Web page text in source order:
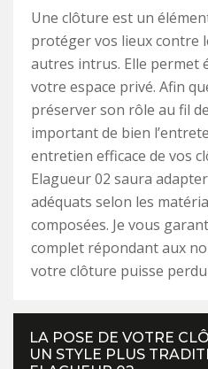
Une clôture est un
protéger vos lieux contre
autres intrus. Elle permet
votre espace privé. Afin
préserver son rôle au fil
important de bien
entretien efficace de vos
Elagueur 02 saura
adéquats selon les
composées. Je vous
complet répondant aux
votre clôture puisse
LA POSE DE VOTRE
UN STYLE PLUS